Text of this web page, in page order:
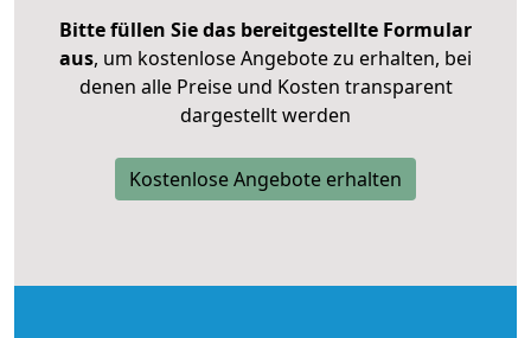
Bitte füllen Sie das bereitgestellte Formular
aus, um kostenlose Angebote zu erhalten, bei
denen alle Preise und Kosten transparent
dargestellt werden
Kostenlose Angebote erhalten